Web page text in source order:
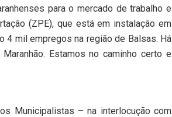
para o mercado de trabalho e
(ZPE), que está em instalação em
4 mil empregos na região de Balsas. Há
Estamos no caminho certo e
Municipalistas – na interlocução com